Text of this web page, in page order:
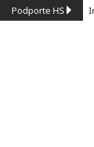
Podporte HS